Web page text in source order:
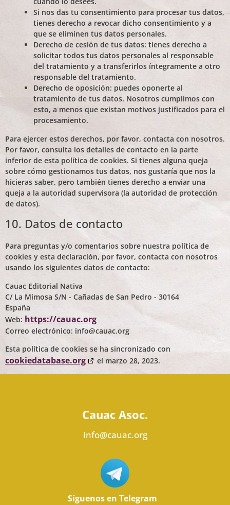
Si nos das tu consentimiento para procesar tus datos,
tienes derecho a revocar dicho consentimiento y a
que se eliminen tus datos personales.
Derecho de cesión de tus datos: tienes derecho a
solicitar todos tus datos personales al responsable
del tratamiento y a transferirlos íntegramente a otro
responsable del tratamiento.
Derecho de oposición: puedes oponerte al
tratamiento de tus datos. Nosotros cumplimos con
esto, a menos que existan motivos justificados para el
procesamiento.
Para ejercer estos derechos, por favor, contacta con nosotros.
Por favor, consulta los detalles de contacto en la parte
inferior de esta política de cookies. Si tienes alguna queja
sobre cómo gestionamos tus datos, nos gustaría que nos la
hicieras saber, pero también tienes derecho a enviar una
queja a la autoridad supervisora (la autoridad de protección
de datos).
10. Datos de contacto
Para preguntas y/o comentarios sobre nuestra política de
cookies y esta declaración, por favor, contacta con nosotros
usando los siguientes datos de contacto:
Cauac Editorial Nativa
C/ La Mimosa S/N - Cañadas de San Pedro - 30164
España
Web: https://cauac.org
Correo electrónico: info@cauac.org
Esta política de cookies se ha sincronizado con
cookiedatabase.org el marzo 28, 2023.
Cauac Asoc.
info@cauac.org
Síguenos en Telegram